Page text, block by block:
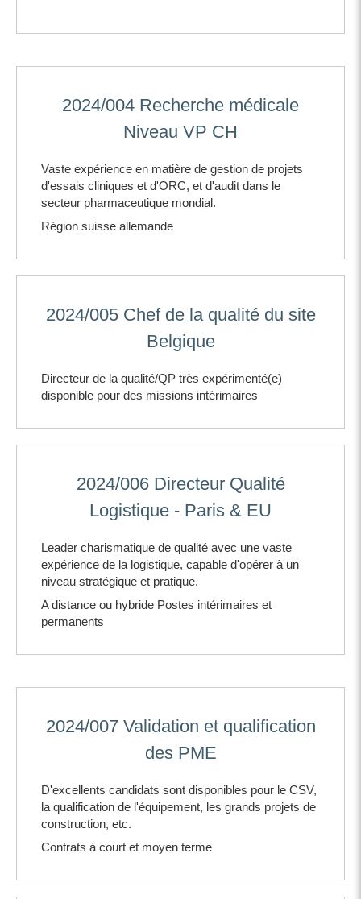
2024/004 Recherche médicale
Niveau VP CH
Vaste expérience en matière de gestion de projets
d'essais cliniques et d'ORC, et d'audit dans le
secteur pharmaceutique mondial.
Région suisse allemande
2024/005 Chef de la qualité du site
Belgique
Directeur de la qualité/QP très expérimenté(e)
disponible pour des missions intérimaires
2024/006 Directeur Qualité
Logistique - Paris & EU
Leader charismatique de qualité avec une vaste
expérience de la logistique, capable d'opérer à un
niveau stratégique et pratique.
A distance ou hybride Postes intérimaires et
permanents
2024/007 Validation et qualification
des PME
D'excellents candidats sont disponibles pour le CSV,
la qualification de l'équipement, les grands projets de
construction, etc.
Contrats à court et moyen terme